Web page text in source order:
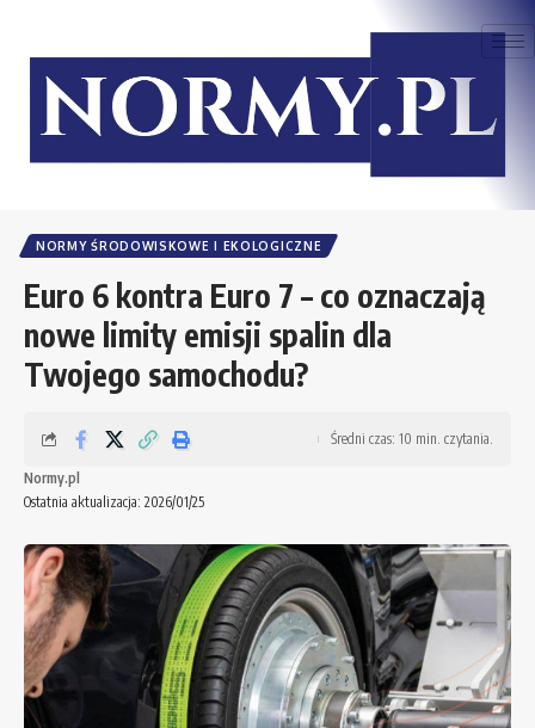
NORMY ŚRODOWISKOWE I EKOLOGICZNE
Euro 6 kontra Euro 7 – co oznaczają
nowe limity emisji spalin dla
Twojego samochodu?
Ostatnia aktualizacja: 2026/01/25
Normy.pl
Średni czas: 10 min. czytania.